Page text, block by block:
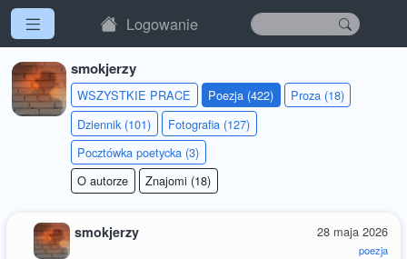
Logowanie
smokjerzy
WSZYSTKIE PRACE Poezja (422)
Proza (18)
Dziennik (101)
Fotografia (127)
Pocztówka poetycka (3)
O autorze
Znajomi (18)
28 maja 2026
poezja
smokjerzy